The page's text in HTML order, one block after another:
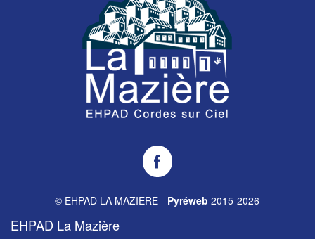
EHPAD
sur
© EHPAD LA MAZIERE - Pyréweb 2015-2026
EHPAD La Mazière